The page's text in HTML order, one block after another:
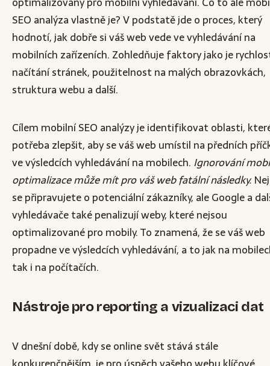
SEO analýza vlastně je? V podstatě jde o proces, který
hodnotí, jak dobře si váš web vede ve vyhledávání na
mobilních zařízeních. Zohledňuje faktory jako je
načítání stránek, použitelnost na malých obrazovkách,
struktura webu a další.
Cílem mobilní SEO analýzy je identifikovat oblasti,
potřeba zlepšit, aby se váš web umístil na předních
ve výsledcích vyhledávání na mobilech. Ignorování
optimalizace může mít pro váš web fatální následky.
se připravujete o potenciální zákazníky, ale Google a
vyhledávače také penalizují weby, které nejsou
optimalizované pro mobily. To znamená, že se váš web
propadne ve výsledcích vyhledávání, a to jak na
tak i na počítačích.
Nástroje pro reporting a vizualizaci dat
V dnešní době, kdy se online svět stává stále